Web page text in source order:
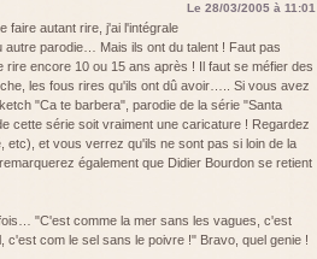
Le 28/03/2005 à 11:01
faire autant rire, j'ai l'intégrale
autre parodie… Mais ils ont du talent ! Faut pas
encore 10 ou 15 ans après ! Il faut se méfier des
les fous rires qu'ils ont dû avoir….. Si vous avez
"Ca te barbera", parodie de la série "Santa
cette série soit vraiment une caricature ! Regardez
etc), et vous verrez qu'ils ne sont pas si loin de la
également que Didier Bourdon se retient
"C'est comme la mer sans les vagues, c'est
com le sel sans le poivre !" Bravo, quel genie !